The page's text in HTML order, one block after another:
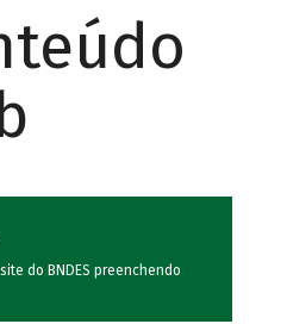
do BNDES preenchendo